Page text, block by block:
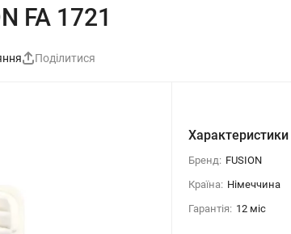
FA 1721
Поділитися
Характеристики
Бренд: FUSION
Країна: Німеччина
Гарантія: 12 міс